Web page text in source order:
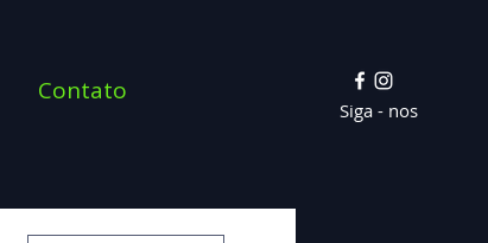
Contato
Siga - nos